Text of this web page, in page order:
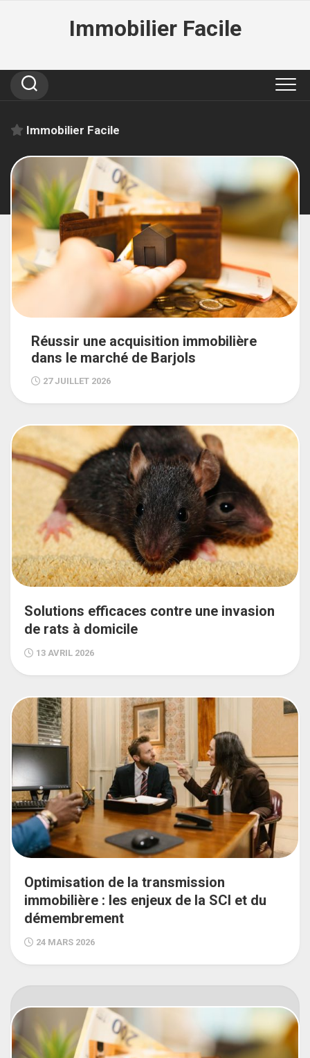
Immobilier Facile
Immobilier Facile
Réussir une acquisition immobilière
dans le marché de Barjols
27 JUILLET 2026
Solutions efficaces contre une invasion
de rats à domicile
13 AVRIL 2026
Optimisation de la transmission
immobilière : les enjeux de la SCI et du
démembrement
24 MARS 2026